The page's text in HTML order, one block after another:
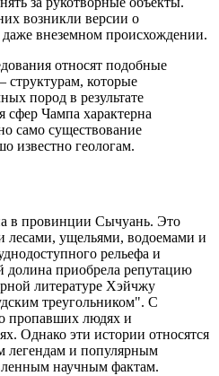
возникли версии о
внеземном происхождении.
относят подобные
структурам, которые
пород в результате
Чампа характерна
само существование
известно геологам.
в провинции Сычуань. Это
лесами, ущельями, водоемами и
рельефа и
приобрела репутацию
литературе Хэйчжу
треугольником". С
пропавших людях и
Однако эти истории относятся
легендам и популярным
научным фактам.